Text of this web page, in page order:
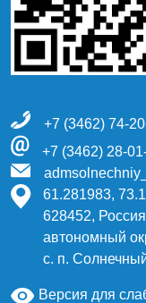
+7 (3462) 74-
+7 (3462) 28-
61.281983,
628452,
автономный
с. п.
Версия для